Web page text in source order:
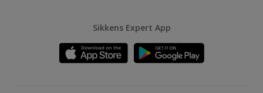
Sikkens Expert App